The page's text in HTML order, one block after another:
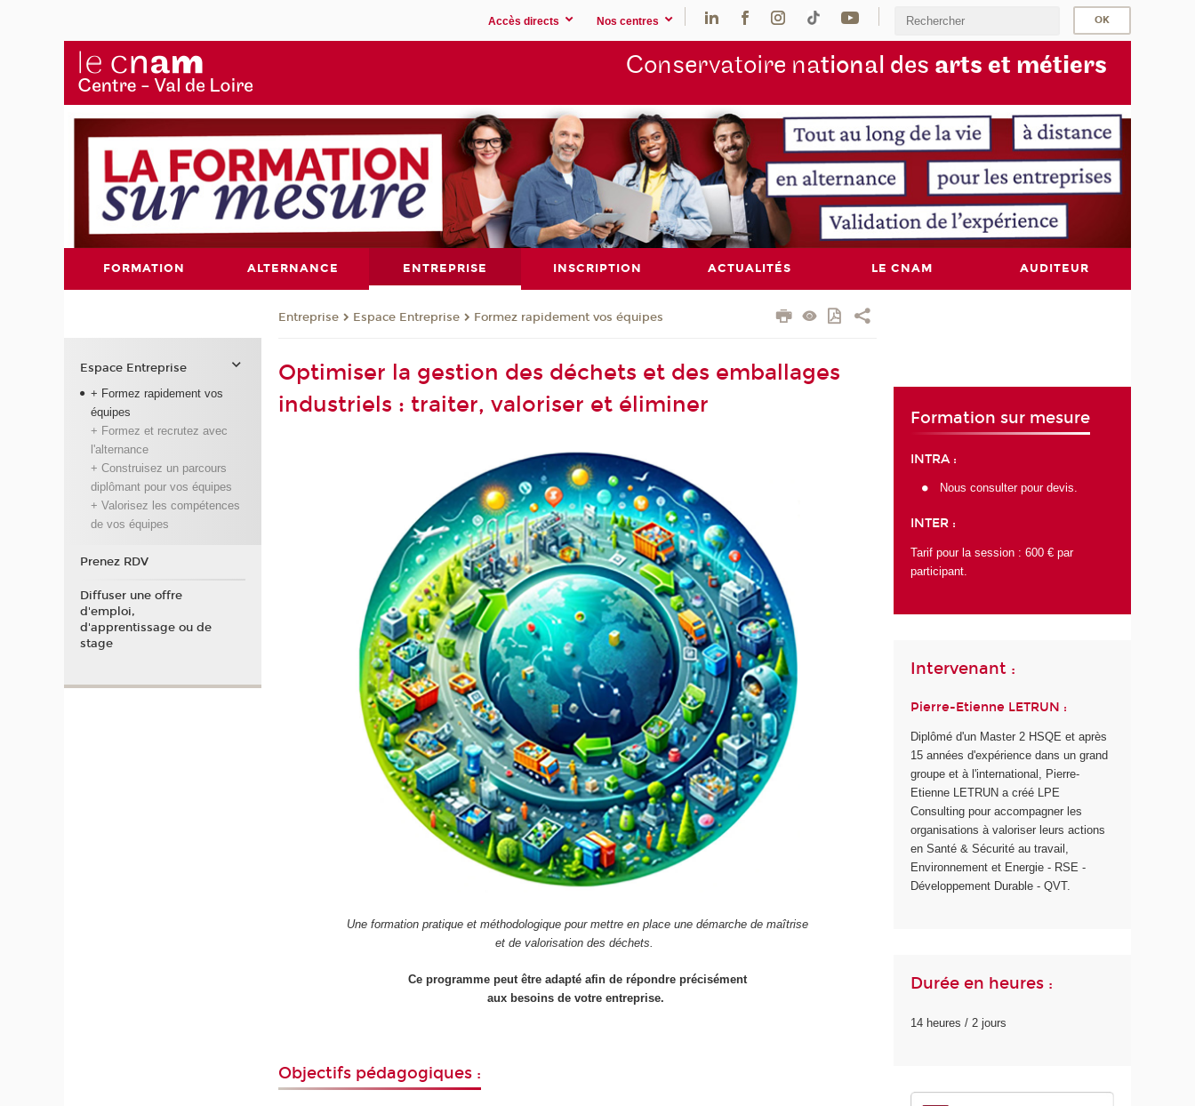
Accès directs Nos centres
Conservatoire national des arts et métiers
FORMATION ALTERNANCE ENTREPRISE INSCRIPTION ACTUALITÉS LE CNAM AUDITEUR
Entreprise Espace Entreprise Formez rapidement vos équipes
Optimiser la gestion des déchets et des emballages
industriels : traiter, valoriser et éliminer
Une formation pratique et méthodologique pour mettre en place une démarche de maîtrise
et de valorisation des déchets.
Ce programme peut être adapté afin de répondre précisément
aux besoins de votre entreprise.
Objectifs pédagogiques :
Formation sur mesure
INTRA :
Nous consulter pour devis.
INTER :
Tarif pour la session : 600 € par
participant.
Intervenant :
Pierre-Etienne LETRUN :
Diplômé d'un Master 2 HSQE et après
15 années d'expérience dans un grand
groupe et à l'international, Pierre-
Etienne LETRUN a créé LPE
Consulting pour accompagner les
organisations à valoriser leurs actions
en Santé & Sécurité au travail,
Environnement et Energie - RSE -
Développement Durable - QVT.
Durée en heures :
14 heures / 2 jours
Espace Entreprise
+ Formez rapidement vos
équipes
+ Formez et recrutez avec
l'alternance
+ Construisez un parcours
diplômant pour vos équipes
+ Valorisez les compétences
de vos équipes
Prenez RDV
Diffuser une offre
d'emploi,
d'apprentissage ou de
stage